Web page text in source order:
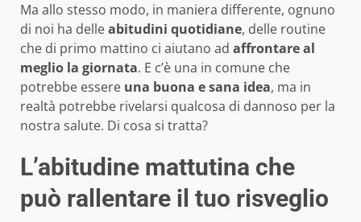
Ma allo stesso modo, in maniera differente, ognuno
di noi ha delleabitudini quotidiane, delle routine
che di primo mattino ci aiutano ad affrontare al
meglio la giornata. E c’è una in comune che
potrebbe essere una buona e sana idea, ma in
realtà potrebbe rivelarsi qualcosa di dannoso per la
nostra salute. Di cosa si tratta?
L’abitudine mattutina che
può rallentare il tuo risveglio